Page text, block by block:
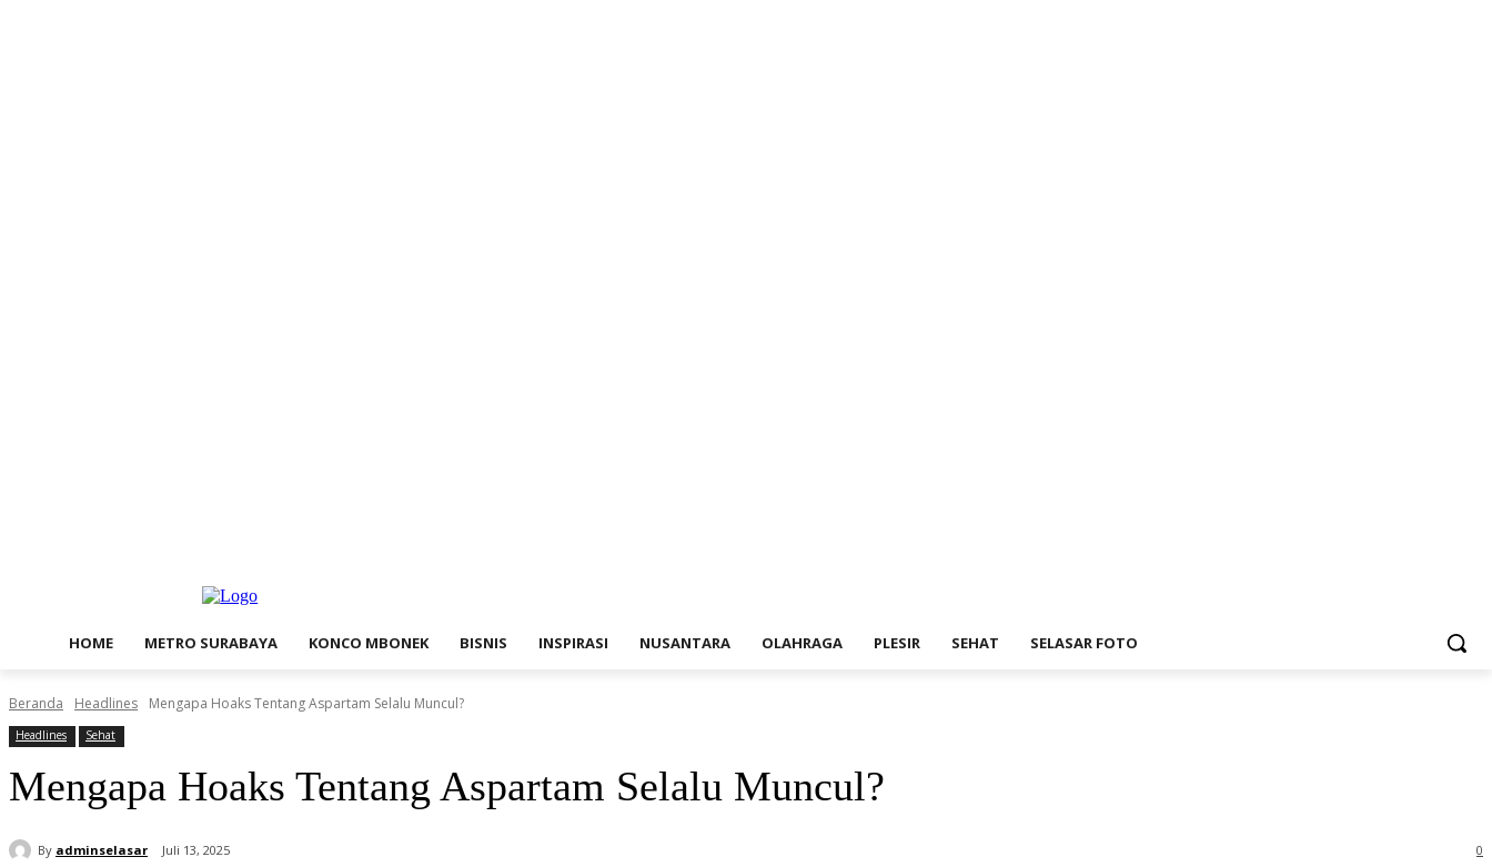
HOME METRO SURABAYA KONCO MBONEK BISNIS INSPIRASI NUSANTARA OLAHRAGA PLESIR SEHAT SELASAR FOTO
Beranda Headlines Mengapa Hoaks Tentang Aspartam Selalu Muncul?
Headlines Sehat
Mengapa Hoaks Tentang Aspartam Selalu Muncul?
By adminselasar Juli 13, 2025 0